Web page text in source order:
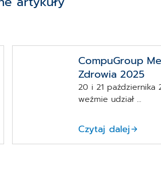
CompuGroup
Zdrowia 2025
20 i 21 października
weźmie udział ...
Czytaj dalej